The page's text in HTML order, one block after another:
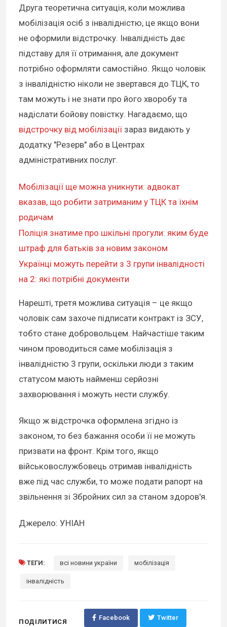
Друга теоретична ситуація, коли можлива
мобілізація осіб з інвалідністю, це якщо вони
не оформили відстрочку. Інвалідність дає
підставу для її отримання, але документ
потрібно оформляти самостійно. Якщо чоловік
з інвалідністю ніколи не звертався до ТЦК, то
там можуть і не знати про його хворобу та
надіслати бойову повістку. Нагадаємо, що
відстрочку від мобілізації зараз видають у
додатку "Резерв" або в Центрах
адміністративних послуг.
Мобілізації ще можна уникнути: адвокат
вказав, що робити затриманим у ТЦК та їхнім
родичам
Поліція знатиме про шкільні прогули: яким буде
штраф для батьків за новим законом
Українці можуть перейти з 3 групи інвалідності
на 2: які потрібні документи
Нарешті, третя можлива ситуація – це якщо
чоловік сам захоче підписати контракт із ЗСУ,
тобто стане добровольцем. Найчастіше таким
чином проводиться саме мобілізація з
інвалідністю 3 групи, оскільки люди з таким
статусом мають найменш серйозні
захворювання і можуть нести службу.
Якщо ж відстрочка оформлена згідно із
законом, то без бажання особи її не можуть
призвати на фронт. Крім того, якщо
військовослужбовець отримав інвалідність
вже під час служби, то може подати рапорт на
звільнення зі Збройних сил за станом здоров'я.
Джерело: УНІАН
ТЕГИ: всі новини україни мобілізація
інвалідність
ПОДІЛИТИСЯ
Facebook Twitter